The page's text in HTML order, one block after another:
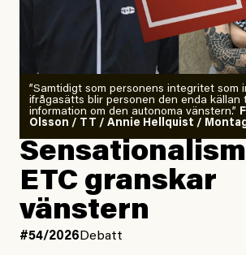
”Samtidigt som personens integritet som
ifrågasätts blir personen den enda källan
information om den autonoma vänstern.”
Olsson / TT / Annie Hellquist /
ETC granskar
vänstern
#54/2026 Debatt